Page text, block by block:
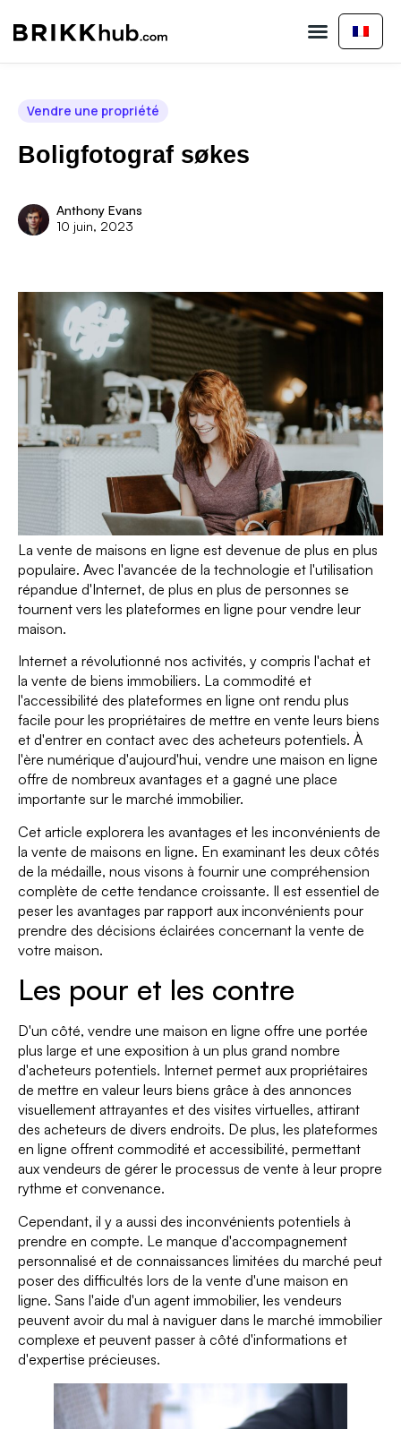
Vendre une propriété
Boligfotograf søkes
Anthony Evans
10 juin, 2023
La vente de maisons en ligne est devenue de plus en plus
populaire. Avec l'avancée de la technologie et l'utilisation
répandue d'Internet, de plus en plus de personnes se
tournent vers les plateformes en ligne pour vendre leur
maison.
Internet a révolutionné nos activités, y compris l'achat et
la vente de biens immobiliers. La commodité et
l'accessibilité des plateformes en ligne ont rendu plus
facile pour les propriétaires de mettre en vente leurs biens
et d'entrer en contact avec des acheteurs potentiels. À
l'ère numérique d'aujourd'hui, vendre une maison en ligne
offre de nombreux avantages et a gagné une place
importante sur le marché immobilier.
Cet article explorera les avantages et les inconvénients de
la vente de maisons en ligne. En examinant les deux côtés
de la médaille, nous visons à fournir une compréhension
complète de cette tendance croissante. Il est essentiel de
peser les avantages par rapport aux inconvénients pour
prendre des décisions éclairées concernant la vente de
votre maison.
Les pour et les contre
D'un côté, vendre une maison en ligne offre une portée
plus large et une exposition à un plus grand nombre
d'acheteurs potentiels. Internet permet aux propriétaires
de mettre en valeur leurs biens grâce à des annonces
visuellement attrayantes et des visites virtuelles, attirant
des acheteurs de divers endroits. De plus, les plateformes
en ligne offrent commodité et accessibilité, permettant
aux vendeurs de gérer le processus de vente à leur propre
rythme et convenance.
Cependant, il y a aussi des inconvénients potentiels à
prendre en compte. Le manque d'accompagnement
personnalisé et de connaissances limitées du marché peut
poser des difficultés lors de la vente d'une maison en
ligne. Sans l'aide d'un agent immobilier, les vendeurs
peuvent avoir du mal à naviguer dans le marché immobilier
complexe et peuvent passer à côté d'informations et
d'expertise précieuses.